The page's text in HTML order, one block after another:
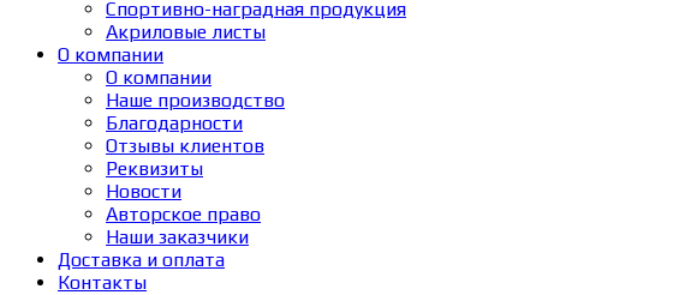
Спортивно-наградная продукция
Акриловые листы
О компании
О компании
Наше производство
Благодарности
Отзывы клиентов
Реквизиты
Новости
Авторское право
Наши заказчики
Доставка и оплата
Контакты